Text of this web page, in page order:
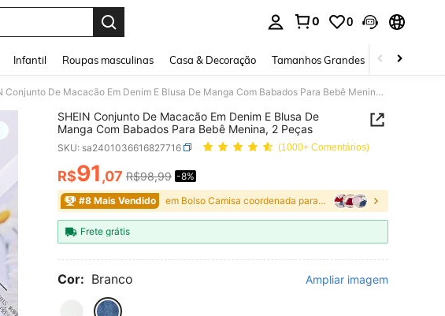
0 0
Infantil Roupas masculinas Casa & Decoração Tamanhos Grandes Joias e
SHEIN Conjunto De Macacão Em Denim E Blusa De Manga Com Babados Para Bebê Menina, 2 Peças
SHEIN Conjunto De Macacão Em Denim E Blusa De
Manga Com Babados Para Bebê Menina, 2 Peças
SKU: sa2401036616827716 (1000+ Comentários)
PRICE AND AVAILABILITY
R$91,07 R$98,99 -8%
#8 Mais Vendido em Bolso Camisa coordenada para bebês meninas
Frete grátis
Cor: Branco Ampliar imagem